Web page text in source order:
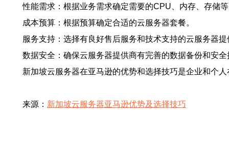
性能需求：根据业务需求确定需要的CPU、内存、存储
成本预算：根据预算确定合适的云服务器套餐。
服务支持：选择有良好售后服务和技术支持的云服务器提
数据安全：确保云服务器提供商有完善的数据备份和安全
新加坡云服务器在亚马逊的优势和选择技巧是企业和个
来源： 新加坡云服务器亚马逊优势及选择技巧